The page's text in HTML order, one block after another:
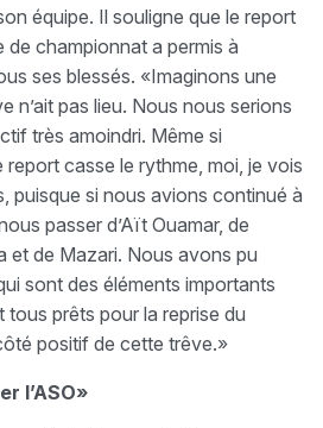
équipe. Il souligne que le report
de championnat a permis à
ses blessés. «Imaginons une
n’ait pas lieu. Nous nous serions
très amoindri. Même si
casse le rythme, moi, je vois
puisque si nous avions continué à
passer d’Aït Ouamar, de
et de Mazari. Nous avons pu
sont des éléments importants
tous prêts pour la reprise du
positif de cette trêve.»
l’ASO»